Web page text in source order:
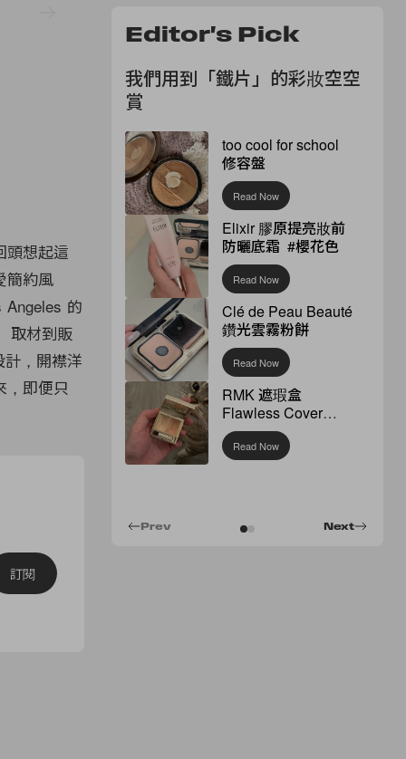
頭想起這
簡約風
Angeles 的
取材到販
，開襟洋
，即便只
訂閱
Editor's Pick
我們用到「鐵片」的彩妝空空
賞
too cool for school
修容盤
Read Now
Elixir 膠原提亮妝前
防曬底霜 #櫻花色
Read Now
Clé de Peau Beauté
鑽光雲霧粉餅
Read Now
RMK 遮瑕盒
Flawless Cover
Concealer
Read Now
Next
Prev